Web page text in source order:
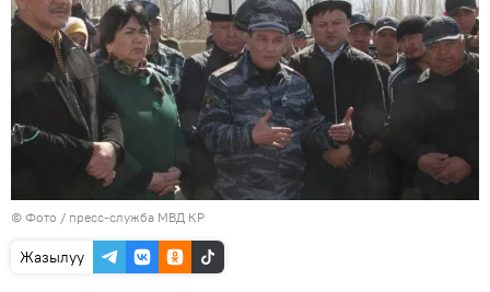
© Фото / пресс-служба МВД КР
Жазылуу